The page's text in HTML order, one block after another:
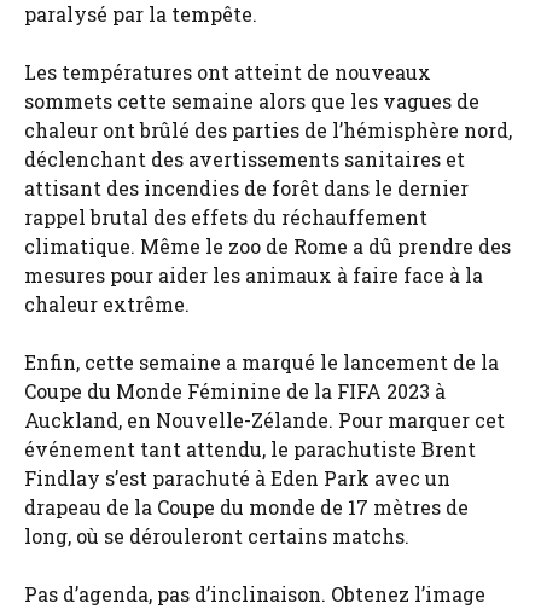
paralysé par la tempête.
Les températures ont atteint de nouveaux
sommets cette semaine alors que les vagues de
chaleur ont brûlé des parties de l’hémisphère nord,
déclenchant des avertissements sanitaires et
attisant des incendies de forêt dans le dernier
rappel brutal des effets du réchauffement
climatique. Même le zoo de Rome a dû prendre des
mesures pour aider les animaux à faire face à la
chaleur extrême.
Enfin, cette semaine a marqué le lancement de la
Coupe du Monde Féminine de la FIFA 2023 à
Auckland, en Nouvelle-Zélande. Pour marquer cet
événement tant attendu, le parachutiste Brent
Findlay s’est parachuté à Eden Park avec un
drapeau de la Coupe du monde de 17 mètres de
long, où se dérouleront certains matchs.
Pas d’agenda, pas d’inclinaison. Obtenez l’image